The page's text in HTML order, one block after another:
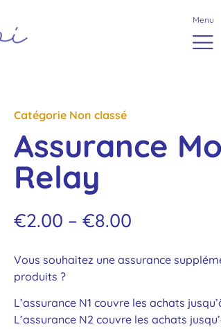
Menu
Catégorie Non classé
Assurance
Relay
€2.00 – €8.00
Vous souhaitez une assurance
produits ?
L’assurance N1 couvre les achats
L’assurance N2 couvre les achats